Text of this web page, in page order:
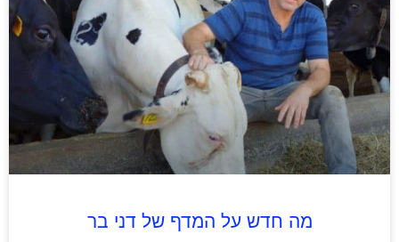
מה חדש על המדף של דני בר